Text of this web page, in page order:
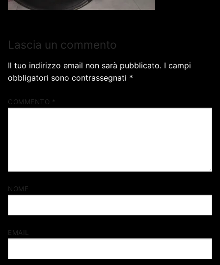
Lascia un commento
Il tuo indirizzo email non sarà pubblicato. I campi
obbligatori sono contrassegnati *
COMMENTO *
NOME
EMAIL